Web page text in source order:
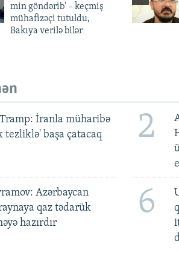
min göndərib' – keçmiş
mühafizəçi tutuldu,
Bakıya verilə bilər
Tramp: İranla müharibə
tezliklə' başa çatacaq
2
Azərbaycan
qaz tədarük
hazırdır
6